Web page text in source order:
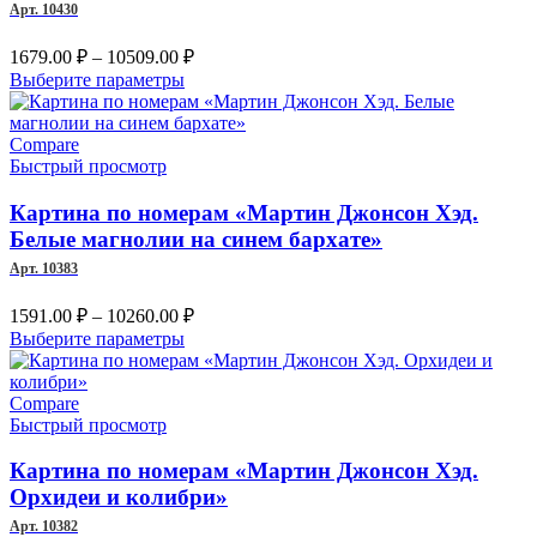
Арт. 10430
1679.00 ₽ – 10509.00 ₽Диапазон
1679.00 ₽
–
Выберите параметрыЭтот
товар
имеет
можно
выбрать
на
Compare
Быстрый просмотр
Картина по номерам «Мартин Джонсон Хэд.
Белые магнолии на синем бархате»
Арт. 10383
1591.00 ₽ – 10260.00 ₽Диапазон
1591.00 ₽
Выберите параметрыЭтот
товар
можно
выбрать
на
Compare
Быстрый просмотр
Картина по номерам «Мартин Джонсон Хэд.
Орхидеи и колибри»
Арт. 10382